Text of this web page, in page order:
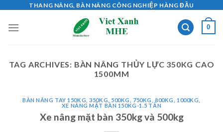
content
THANG NÂNG, BÀN NÂNG CÔNG NGHIỆP HÀNG ĐẦU
0
TAG ARCHIVES: BÀN NÂNG THỦY LỰC 350KG CAO
1500MM
BÀN NÂNG TAY 150KG, 350KG, 500KG, 750KG, 800KG, 1000KG
XE NÂNG MẶT BÀN 150KG-1.5 TẤN
Xe nâng mặt bàn 350kg và 500kg